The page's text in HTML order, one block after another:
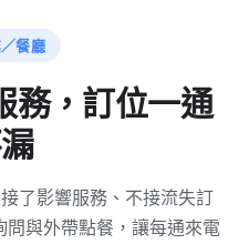
餐廳
務，訂位一通
了影響服務、不接流失訂
與外帶點餐，讓每通來電